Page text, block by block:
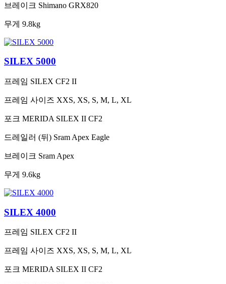
브레이크 Shimano GRX820
무게 9.8kg
SILEX 5000
프레임 SILEX CF2 II
프레임 사이즈 XXS, XS, S, M, L, XL
포크 MERIDA SILEX II CF2
드레일러 (뒤) Sram Apex Eagle
브레이크 Sram Apex
무게 9.6kg
SILEX 4000
프레임 SILEX CF2 II
프레임 사이즈 XXS, XS, S, M, L, XL
포크 MERIDA SILEX II CF2